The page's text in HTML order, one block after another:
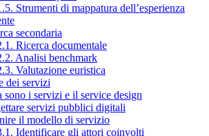
Strumenti di mappatura dell’esperienza
secondaria
Ricerca documentale
Analisi benchmark
Valutazione euristica
dei servizi
sono i servizi e il service design
servizi pubblici digitali
il modello di servizio
Identificare gli attori coinvolti